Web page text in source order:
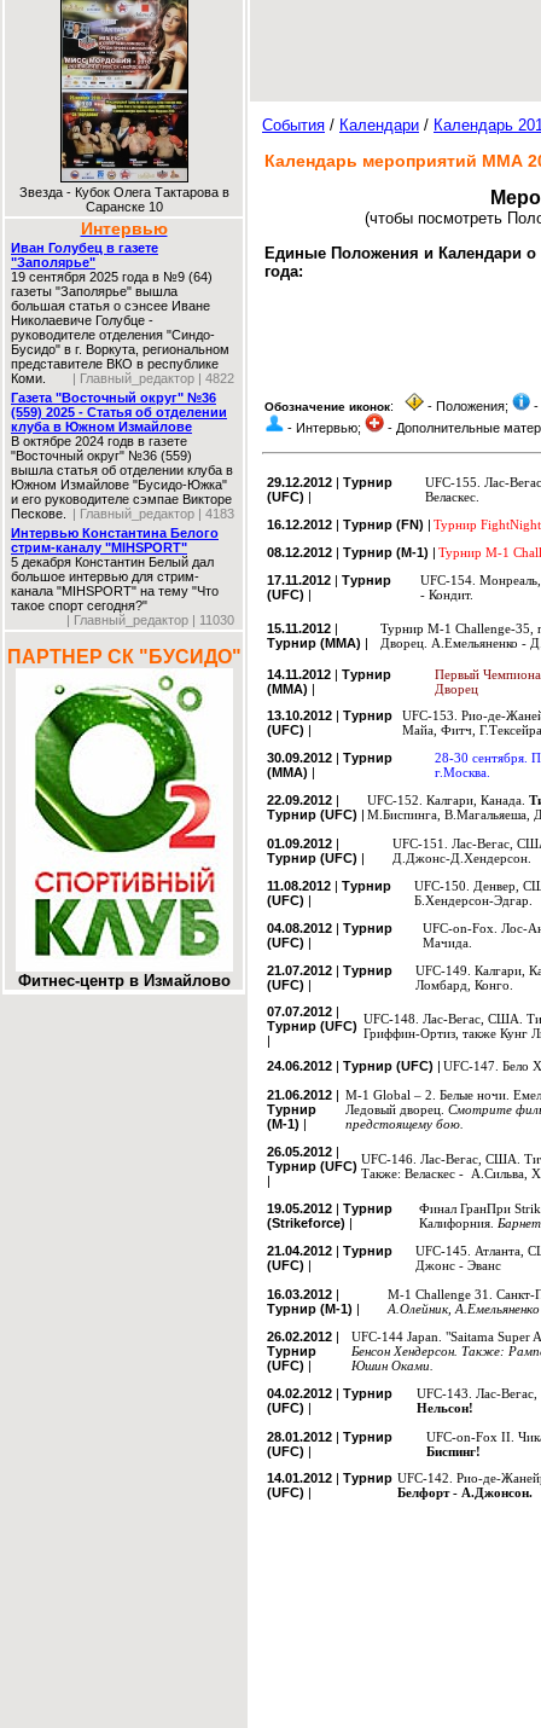
Звезда - Кубок Олега Тактарова в
Саранске 10
Интервью
Иван Голубец в газете
"Заполярье"
19 сентября 2025 года в №9 (64)
газеты "Заполярье" вышла
большая статья о сэнсее Иване
Николаевиче Голубце -
руководителе отделения "Синдо-
Бусидо" в г. Воркута, региональном
представителе ВКО в республике
Коми.
| Главный_редактор | 4822
Газета "Восточный округ" №36
(559) 2025 - Статья об отделении
клуба в Южном Измайлове
В октябре 2024 годв в газете
"Восточный округ" №36 (559)
вышла статья об отделении клуба в
Южном Измайлове "Бусидо-Южка"
и его руководителе сэмпае Викторе
Пескове.
| Главный_редактор | 4183
Интервью Константина Белого
стрим-каналу "MIHSPORT"
5 декабря Константин Белый дал
большое интервью для стрим-
канала "MIHSPORT" на тему "Что
такое спорт сегодня?"
| Главный_редактор | 11030
ПАРТНЕР СК "БУСИДО"
Фитнес-центр в Измайлово
События / Календари / Календарь
Календарь мероприятий ММА
(чтобы посмотреть
Единые Положения и Календари о
года:
Обозначение иконок: - Положения;
-
- Интервью;
- Дополнительные
29.12.2012 | Турнир
(UFC) |
UFC-155. Лас-
Веласкес.
16.12.2012 | Турнир (FN) | Турнир
08.12.2012 | Турнир (M-1) | Турнир М-1
17.11.2012 | Турнир
(UFC) |
UFC-154.
- Кондит.
15.11.2012 |
Турнир (ММА) |
Турнир M-1 Challenge-
Дворец. А.Емельяненко -
14.11.2012 | Турнир
(ММА) |
Первый
Дворец
13.10.2012 | Турнир
(UFC) |
UFC-153. Рио-де-
Майа, Фитч, Г.Тексейра
30.09.2012 | Турнир
(ММА) |
28-30 сентября.
г.Москва.
22.09.2012 |
Турнир (UFC) |
UFC-152. Калгари, Канада.
М.Биспинга, В.Магальяеша,
01.09.2012 |
Турнир (UFC) |
UFC-151. Лас-Вегас,
Д.Джонс-Д.Хендерсон.
11.08.2012 | Турнир
(UFC) |
UFC-150. Денвер,
Б.Хендерсон-Эдгар.
04.08.2012 | Турнир
(UFC) |
UFC-on-Fox. Лос-
Мачида.
21.07.2012 | Турнир
(UFC) |
UFC-149. Калгари,
Ломбард, Конго.
07.07.2012 |
Турнир (UFC)
|
UFC-148. Лас-Вегас, США.
Гриффин-Ортиз, также Кунг
24.06.2012 | Турнир (UFC) | UFC-147. Бело
21.06.2012 |
Турнир
(М-1) |
M-1 Global – 2. Белые ночи.
Ледовый дворец. Смотрите
предстоящему бою.
26.05.2012 |
Турнир (UFC)
|
UFC-146. Лас-Вегас, США.
Также: Веласкес - А.Сильва,
19.05.2012 | Турнир
(Strikeforce) |
Финал ГранПри
Калифорния.
21.04.2012 | Турнир
(UFC) |
UFC-145. Атланта,
Джонс - Эванс
16.03.2012 |
Турнир (М-1) |
М-1 Challenge 31. Санкт-
А.Олейник, А.Емельяненко
26.02.2012 |
Турнир
(UFC) |
UFC-144 Japan. "Saitama Super
Бенсон Хендерсон. Также:
Юшин Оками.
04.02.2012 | Турнир
(UFC) |
UFC-143. Лас-
Нельсон!
28.01.2012 | Турнир
(UFC) |
UFC-on-Fox II.
Биспинг!
14.01.2012 | Турнир
(UFC) |
UFC-142. Рио-де-
Белфорт - А.Джонсон.